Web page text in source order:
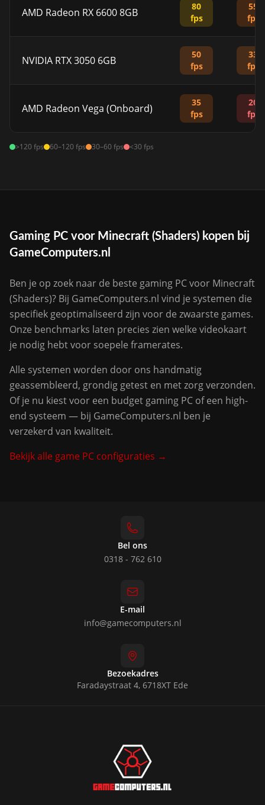
AMD Radeon RX 6600 8GB
80
fps
55
fps
NVIDIA RTX 3050 6GB
50
fps
33
fps
AMD Radeon Vega (Onboard)
35
fps
20
fps
>120 fps 60–120 fps 30–60 fps <30 fps
Gaming PC voor Minecraft (Shaders) kopen bij
GameComputers.nl
Ben je op zoek naar de beste gaming PC voor Minecraft
(Shaders)? Bij GameComputers.nl vind je systemen die
specifiek geoptimaliseerd zijn voor de zwaarste games.
Onze benchmarks laten precies zien welke videokaart
je nodig hebt voor soepele framerates.
Alle systemen worden door ons handmatig
geassembleerd, grondig getest en met zorg verzonden.
Of je nu kiest voor een budget gaming PC of een high-
end systeem — bij GameComputers.nl ben je
verzekerd van kwaliteit.
Bekijk alle game PC configuraties →
Bel ons
0318 - 762 610
E-mail
info@gamecomputers.nl
Bezoekadres
Faradaystraat 4, 6718XT Ede